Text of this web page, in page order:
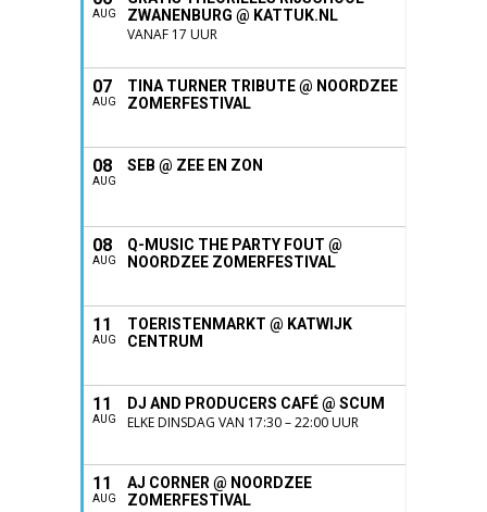
AUG
ZWANENBURG @ KATTUK.NL
VANAF 17 UUR
07
AUG
TINA TURNER TRIBUTE @ NOORDZEE
ZOMERFESTIVAL
08
AUG
SEB @ ZEE EN ZON
08
AUG
Q-MUSIC THE PARTY FOUT @
NOORDZEE ZOMERFESTIVAL
11
AUG
TOERISTENMARKT @ KATWIJK
CENTRUM
11
AUG
DJ AND PRODUCERS CAFÉ @ SCUM
ELKE DINSDAG VAN 17:30 – 22:00 UUR
11
AUG
AJ CORNER @ NOORDZEE
ZOMERFESTIVAL